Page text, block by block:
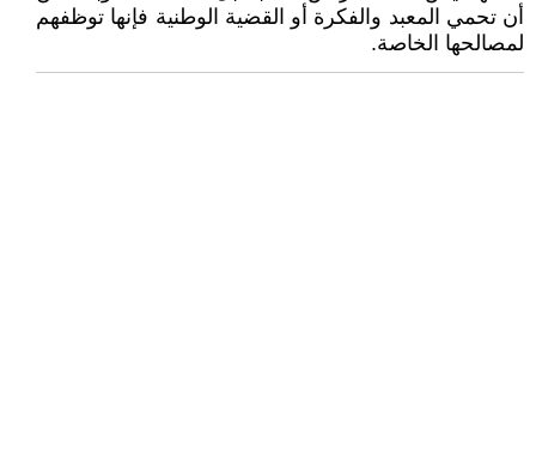
أن تحمي المعبد والفكرة أو القضية الوطنية فإنها توظفهم
لمصالحها الخاصة.